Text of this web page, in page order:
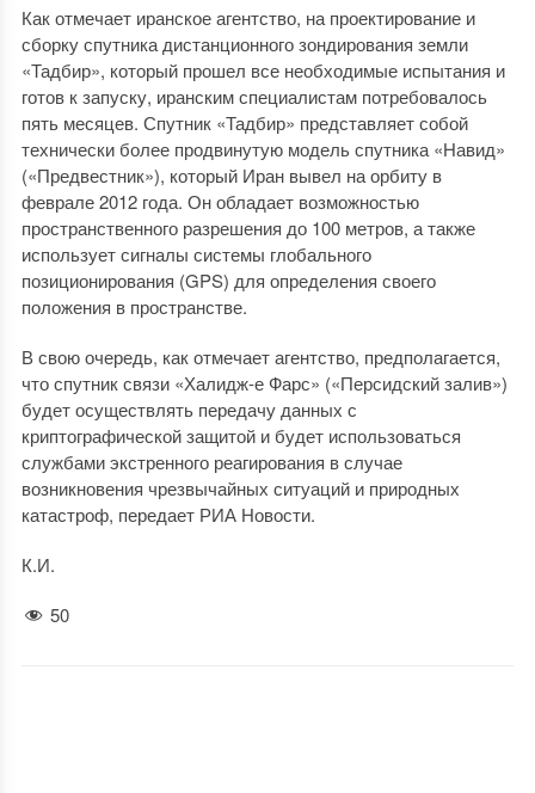
Как отмечает иранское агентство, на проектирование и
сборку спутника дистанционного зондирования земли
«Тадбир», который прошел все необходимые испытания и
готов к запуску, иранским специалистам потребовалось
пять месяцев. Спутник «Тадбир» представляет собой
технически более продвинутую модель спутника «Навид»
(«Предвестник»), который Иран вывел на орбиту в
феврале 2012 года. Он обладает возможностью
пространственного разрешения до 100 метров, а также
использует сигналы системы глобального
позиционирования (GPS) для определения своего
положения в пространстве.
В свою очередь, как отмечает агентство, предполагается,
что спутник связи «Халидж-е Фарс» («Персидский залив»)
будет осуществлять передачу данных с
криптографической защитой и будет использоваться
службами экстренного реагирования в случае
возникновения чрезвычайных ситуаций и природных
катастроф, передает РИА Новости.
К.И.
50